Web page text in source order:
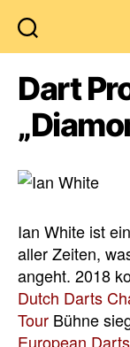
Dart
Ian White ist
aller Zeiten,
angeht. 2018
Dutch Darts
Tour Bühne
European